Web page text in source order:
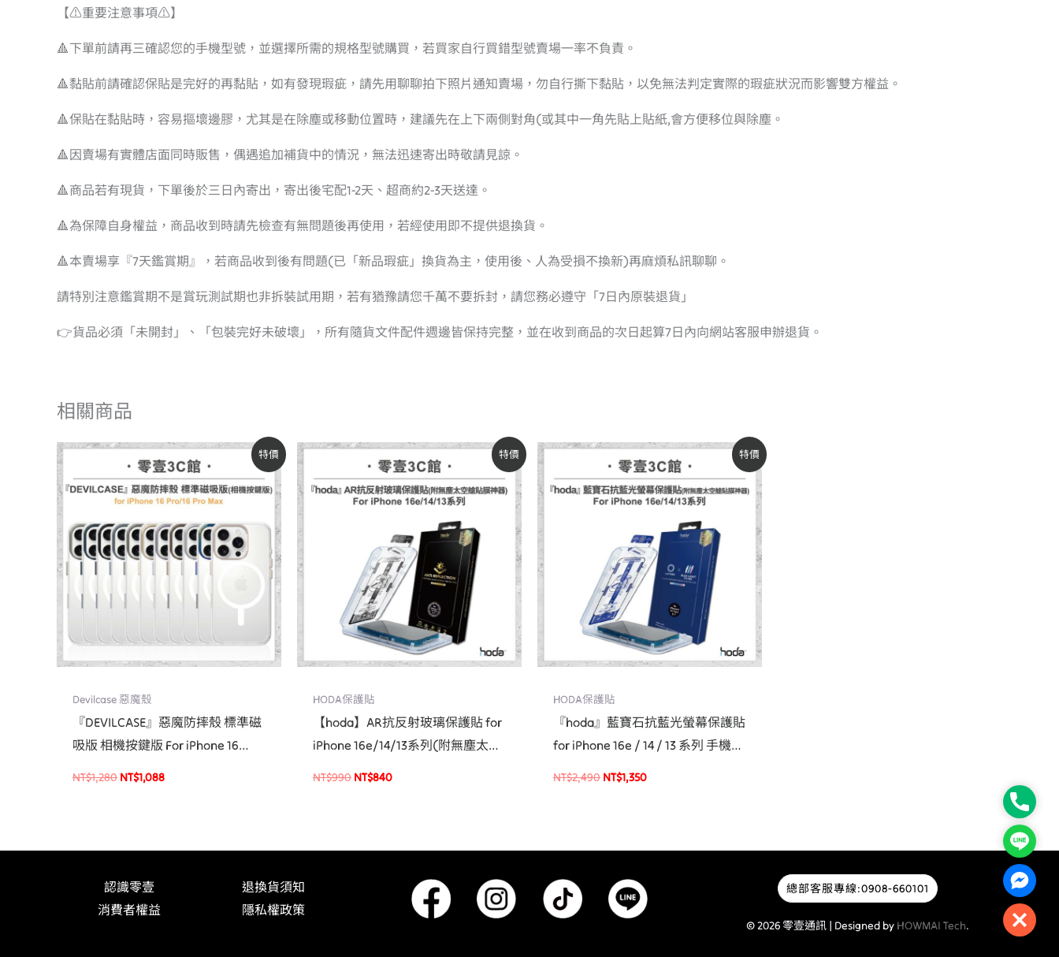
【⚠️重要注意事項⚠️】
🔺下單前請再三確認您的手機型號，並選擇所需的規格型號購買，若買家自行買錯型號賣場一率不負責。
🔺黏貼前請確認保貼是完好的再黏貼，如有發現瑕疵，請先用聊聊拍下照片通知賣場，勿自行撕下黏貼，以免無法判定實際的瑕疵狀況而影響雙方權益。
🔺保貼在黏貼時，容易摳壞邊膠，尤其是在除塵或移動位置時，建議先在上下兩側對角(或其中一角先貼上貼紙,會方便移位與除塵。
🔺因賣場有實體店面同時販售，偶遇追加補貨中的情況，無法迅速寄出時敬請見諒。
🔺商品若有現貨，下單後於三日內寄出，寄出後宅配1-2天、超商約2-3天送達。
🔺為保障自身權益，商品收到時請先檢查有無問題後再使用，若經使用即不提供退換貨。
🔺本賣場享『7天鑑賞期』，若商品收到後有問題(已「新品瑕疵」換貨為主，使用後、人為受損不換新)再麻煩私訊聊聊。
請特別注意鑑賞期不是賞玩測試期也非拆裝試用期，若有猶豫請您千萬不要拆封，請您務必遵守「7日內原裝退貨」
👉貨品必須「未開封」、「包裝完好未破壞」，所有隨貨文件配件週邊皆保持完整，並在收到商品的次日起算7日內向網站客服申辦退貨。
相關商品
特價
Devilcase 惡魔殼
『DEVILCASE』惡魔防摔殼 標準磁
吸版 相機按鍵版 For iPhone 16
Pro/16 Pro Max手機殼
NT$1,280
原
始
價
格：
NT$1,280。
NT$1,088
目
前
價
格：
NT$1,088。
特價
HODA保護貼
【hoda】AR抗反射玻璃保護貼 for
iPhone 16e/14/13系列(附無塵太空
艙貼膜神器) 手機貼 螢幕貼
NT$990
原
價
格：
NT$990。
NT$840
目
前
價
格：
NT$840。
特價
HODA保護貼
『hoda』藍寶石抗藍光螢幕保護貼
for iPhone 16e / 14 / 13 系列 手機玻
NT$2,490
原
始
價
格：
NT$2,490。
NT$1,350
目
前
價
格：
NT$1,350。
認識零壹
退換貨須知
消費者權益
隱私權政策
總部客服專線:0908-660101
© 2026 零壹通訊 | Designed by HOWMAI Tech.
Phone
Line
Close